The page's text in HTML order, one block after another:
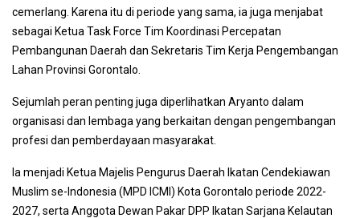
cemerlang. Karena itu di periode yang sama, ia juga menjabat
sebagai Ketua Task Force Tim Koordinasi Percepatan
Pembangunan Daerah dan Sekretaris Tim Kerja Pengembangan
Lahan Provinsi Gorontalo.
Sejumlah peran penting juga diperlihatkan Aryanto dalam
organisasi dan lembaga yang berkaitan dengan pengembangan
profesi dan pemberdayaan masyarakat.
Ia menjadi Ketua Majelis Pengurus Daerah Ikatan Cendekiawan
Muslim se-Indonesia (MPD ICMI) Kota Gorontalo periode 2022-
2027, serta Anggota Dewan Pakar DPP Ikatan Sarjana Kelautan